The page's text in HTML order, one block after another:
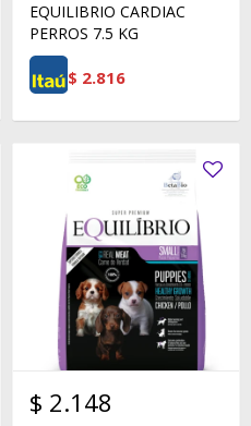
EQUILIBRIO CARDIAC
PERROS 7.5 KG
$ 2.816
$ 2.148